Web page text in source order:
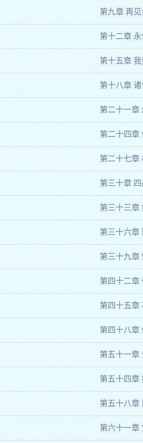
第九章 再见
第十二章
第十五章
第十八章
第二十一章
第二十四章
第二十七章
第三十章 四
第三十三章
第三十六章
第三十九章
第四十二章
第四十五章
第四十八章
第五十一章
第五十四章
第五十八章
第六十一章